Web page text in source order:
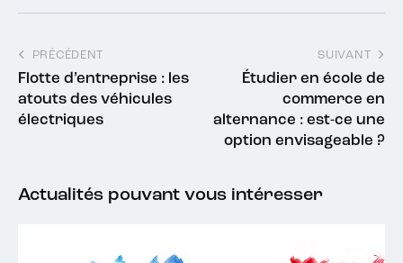
PRÉCÉDENT
Flotte d’entreprise : les
atouts des véhicules
électriques
SUIVANT
Étudier en école de
commerce en
alternance : est-ce une
option envisageable ?
Actualités pouvant vous intéresser